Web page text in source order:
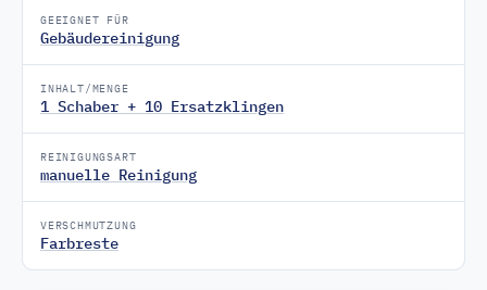
GEEIGNET FÜR
Gebäudereinigung
INHALT/MENGE
1 Schaber + 10 Ersatzklingen
REINIGUNGSART
manuelle Reinigung
VERSCHMUTZUNG
Farbreste